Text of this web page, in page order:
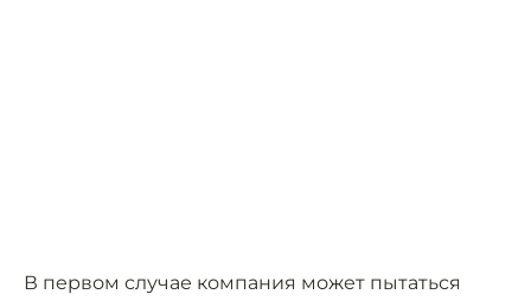
В первом случае компания может пытаться